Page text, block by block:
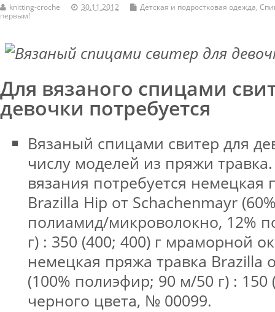
knitting-croche 30.11.2012 Детская и подростковая одежда,
первым!
Для вязаного спицами
девочки потребуется
Вязаный спицами свитер для
числу моделей из пряжи травка.
вязания потребуется немецкая
Brazilla Hip от Schachenmayr
полиамид/микроволокно, 12%
г) : 350 (400; 400) г мраморной
немецкая пряжа травка Brazilla
(100% полиэфир; 90 м/50 г) : 150
черного цвета, № 00099.